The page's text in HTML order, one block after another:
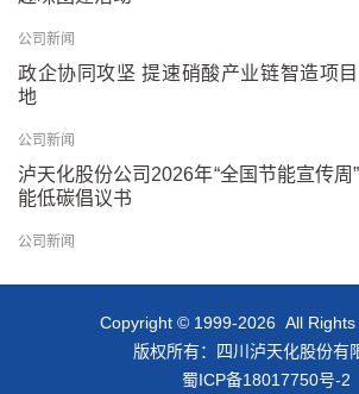
公司新闻
政企协同攻坚 提速硝酸产业链智造项
地
公司新闻
泸天化股份公司2026年“全国节能宣传周
能低碳倡议书
公司新闻
Copyright © 1999-2026 All Rights
版权所有：四川泸天化股份有
蜀ICP备18017750号-2